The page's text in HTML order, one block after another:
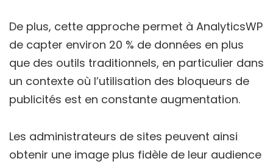
De plus, cette approche permet à AnalyticsWP
de capter environ 20 % de données en plus
que des outils traditionnels, en particulier dans
un contexte où l’utilisation des bloqueurs de
publicités est en constante augmentation.
Les administrateurs de sites peuvent ainsi
obtenir une image plus fidèle de leur audience